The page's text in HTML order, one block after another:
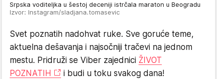
Srpska voditeljka u šestoj deceniji istrčala maraton u Beogradu
Izvor: Instagram/sladjana.tomasevic
Svet poznatih nadohvat ruke. Sve goruće teme,
aktuelna dešavanja i najsočniji tračevi na jednom
mestu. Pridruži se Viber zajednici ŽIVOT
POZNATIH
i budi u toku svakog dana!